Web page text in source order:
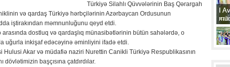
Türkiyə Silahlı Qüvvələrinin Baş Qərargah
və qardaş Türkiyə hərbçilərinin Azərbaycan Ordusunun
iştirakından məmnunluğunu qeyd etdi.
dostluq və qardaşlıq münasibətlərinin bütün sahələrdə, o
uğurla inkişaf edəcəyinə əminliyini ifadə etdi.
Akar və müdafiə naziri Nurettin Canikli Türkiyə Respublikasının
başçısına çatdırdılar.
II